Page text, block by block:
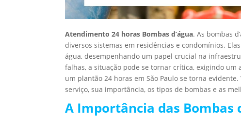
Atendimento 24 horas Bombas d’água. As bombas
diversos sistemas em residências e condomínios.
água, desempenhando um papel crucial na
falhas, a situação pode se tornar crítica, exigindo
um plantão 24 horas em São Paulo se torna
serviço, sua importância, os tipos de bombas e as
A Importância das Bombas